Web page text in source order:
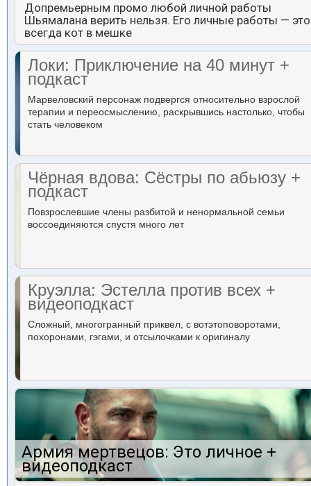
Допремьерным промо любой личной работы
Шьямалана верить нельзя. Его личные работы — это
всегда кот в мешке
Локи: Приключение на 40 минут +
подкаст
Марвеловский персонаж подвергся относительно взрослой
терапии и переосмыслению, раскрывшись настолько, чтобы
стать человеком
Чёрная вдова: Сёстры по абьюзу +
подкаст
Повзрослевшие члены разбитой и ненормальной семьи
воссоединяются спустя много лет
Круэлла: Эстелла против всех +
видеоподкаст
Сложный, многогранный приквел, с вотэтоповоротами,
похоронами, гэгами, и отсылочками к оригиналу
Армия мертвецов: Это личное +
видеоподкаст